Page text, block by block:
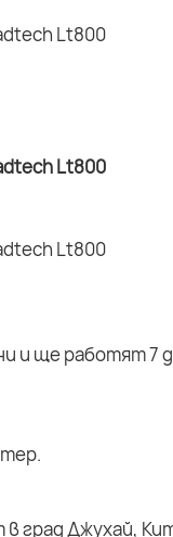
и ще работят 7
в град Джухай,